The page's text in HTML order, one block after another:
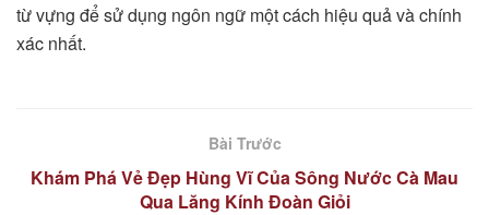
từ vựng để sử dụng ngôn ngữ một cách hiệu quả và chính
xác nhất.
Bài Trước
Khám Phá Vẻ Đẹp Hùng Vĩ Của Sông Nước Cà Mau
Qua Lăng Kính Đoàn Giỏi